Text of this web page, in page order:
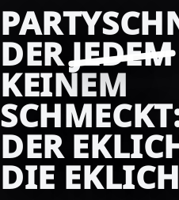
DERJEDEM
KEINEM
DER
DIE